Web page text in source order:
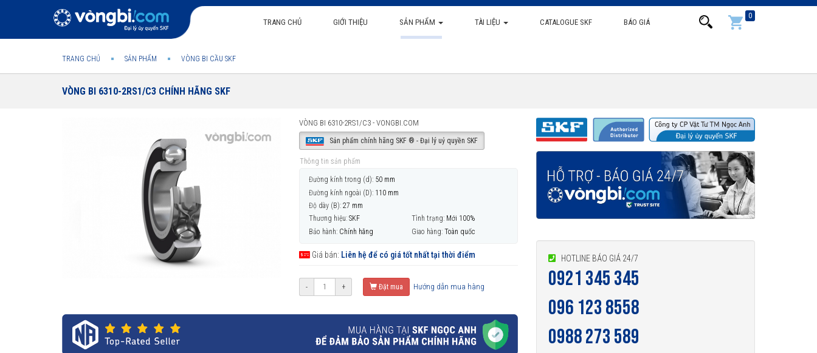
TRANG CHỦ GIỚI THIỆU SẢN PHẨM TÀI LIỆU CATALOGUE SKF BÁO GIÁ
0
TRANG CHỦ SẢN PHẨM VÒNG BI CẦU SKF
VÒNG BI 6310-2RS1/C3 CHÍNH HÃNG SKF
VÒNG BI 6310-2RS1/C3 - VONGBI.COM
Sản phẩm chính hãng SKF ® - Đại lý uỷ quyền SKF
Thông tin sản phẩm
Đường kính trong (d): 50 mm
Đường kính ngoài (D): 110 mm
Độ dày (B): 27 mm
Thương hiệu: SKF Tình trạng: Mới 100%
Bảo hành: Chính hãng Giao hàng: Toàn quốc
Giá bán: Liên hệ để có giá tốt nhất tại thời điểm
- + Đặt mua Hướng dẫn mua hàng
HOTLINE BÁO GIÁ 24/7
0921 345 345
096 123 8558
0988 273 589